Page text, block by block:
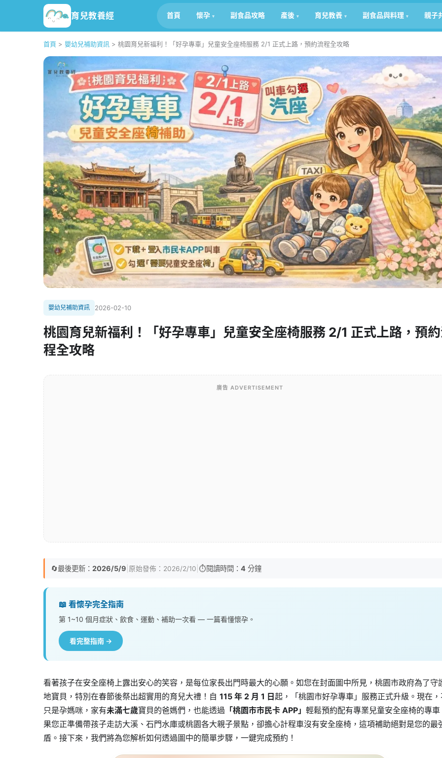
育兒教養經 首頁 懷孕 副食品攻略 產後 育兒教養 副食品與料理 親子
首頁 > 嬰幼兒補助資訊 > 桃園育兒新福利！「好孕專車」兒童安全座椅服務 2/1 正式上路，預約流程全攻略
嬰幼兒補助資訊 2026-02-10
桃園育兒新福利！「好孕專車」兒童安全座椅服務 2/1 正式上路，預
程全攻略
廣告 ADVERTISEMENT
🔄最後更新： 2026/5/9 原始發佈： 2026/2/10 ⏱️閱讀時間： 4 分鐘
📖 看懷孕完全指南
第 1~10 個月症狀、飲食、運動、補助一次看 — 一篇看懂懷孕。
看完整指南 →
看著孩子在安全座椅上露出安心的笑容，是每位家長出門時最大的心願。如您在封面圖中所見，桃園市政府為了守
地寶貝，特別在春節後祭出超實用的育兒大禮！自 115 年 2 月 1 日 起，「桃園市好孕專車」服務正式升級。現在
只是孕媽咪，家有未滿七歲寶貝的爸媽們，也能透過 「桃園市市民卡 APP」 輕鬆預約配有專業兒童安全座椅的專車
果您正準備帶孩子走訪大溪、石門水庫或桃園各大親子景點，卻擔心計程車沒有安全座椅，這項補助絕對是您的最
盾。接下來，我們將為您解析如何透過圖中的簡單步驟，一鍵完成預約！